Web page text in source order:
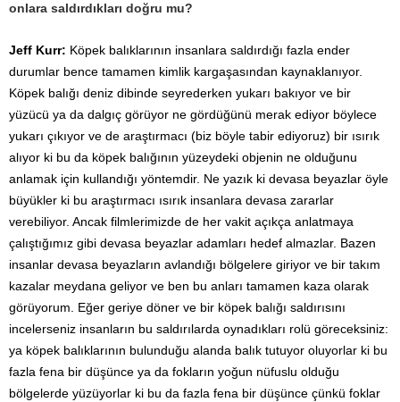
onlara saldırdıkları doğru mu?
Jeff Kurr: Köpek balıklarının insanlara saldırdığı fazla ender
durumlar bence tamamen kimlik kargaşasından kaynaklanıyor.
Köpek balığı deniz dibinde seyrederken yukarı bakıyor ve bir
yüzücü ya da dalgıç görüyor ne gördüğünü merak ediyor böylece
yukarı çıkıyor ve de araştırmacı (biz böyle tabir ediyoruz) bir ısırık
alıyor ki bu da köpek balığının yüzeydeki objenin ne olduğunu
anlamak için kullandığı yöntemdir. Ne yazık ki devasa beyazlar öyle
büyükler ki bu araştırmacı ısırık insanlara devasa zararlar
verebiliyor. Ancak filmlerimizde de her vakit açıkça anlatmaya
çalıştığımız gibi devasa beyazlar adamları hedef almazlar. Bazen
insanlar devasa beyazların avlandığı bölgelere giriyor ve bir takım
kazalar meydana geliyor ve ben bu anları tamamen kaza olarak
görüyorum. Eğer geriye döner ve bir köpek balığı saldırısını
incelerseniz insanların bu saldırılarda oynadıkları rolü göreceksiniz:
ya köpek balıklarının bulunduğu alanda balık tutuyor oluyorlar ki bu
fazla fena bir düşünce ya da fokların yoğun nüfuslu olduğu
bölgelerde yüzüyorlar ki bu da fazla fena bir düşünce çünkü foklar